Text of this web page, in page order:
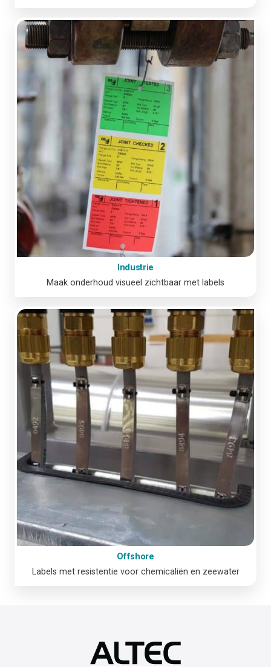
Industrie
Maak onderhoud visueel zichtbaar met labels
Offshore
Labels met resistentie voor chemicaliën en zeewater